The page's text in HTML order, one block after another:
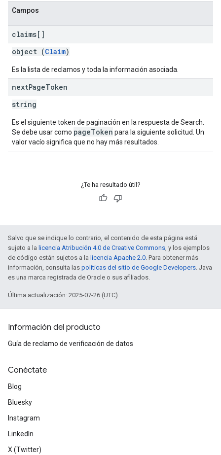
Campos
claims[]
object (Claim)
Es la lista de reclamos y toda la información asociada.
nextPageToken
string
Es el siguiente token de paginación en la respuesta de Search.
Se debe usar como pageToken para la siguiente solicitud. Un
valor vacío significa que no hay más resultados.
¿Te ha resultado útil?
Salvo que se indique lo contrario, el contenido de esta página está
sujeto a la licencia Atribución 4.0 de Creative Commons, y los ejemplos
de código están sujetos a la licencia Apache 2.0. Para obtener más
información, consulta las políticas del sitio de Google Developers. Java
es una marca registrada de Oracle o sus afiliados.
Última actualización: 2025-07-26 (UTC)
Información del producto
Guía de reclamo de verificación de datos
Conéctate
Blog
Bluesky
Instagram
LinkedIn
X (Twitter)